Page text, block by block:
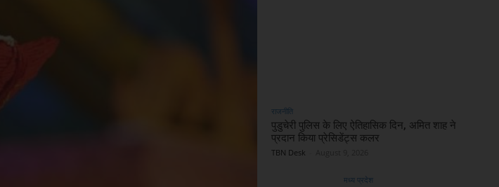
राजनीति
पुडुचेरी पुलिस के लिए ऐतिहासिक दिन, अमित शाह ने
प्रदान किया प्रेसिडेंट्स कलर
TBN Desk
मध्य प्रदेश